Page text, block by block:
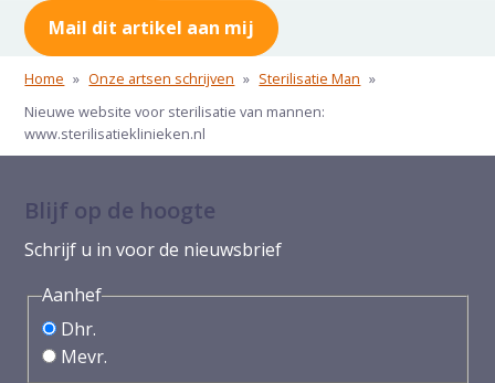
Mail dit artikel aan mij
Home » Onze artsen schrijven » Sterilisatie Man »
Nieuwe website voor sterilisatie van mannen:
www.sterilisatieklinieken.nl
Blijf op de hoogte
Schrijf u in voor de nieuwsbrief
Aanhef
Dhr.
Mevr.